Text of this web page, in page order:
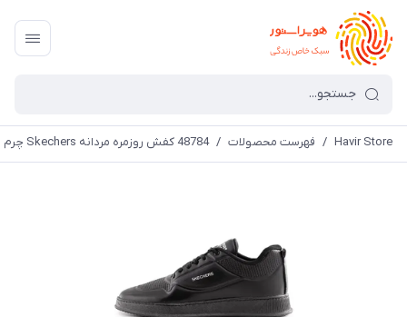
Havir Store
/ فهرست محصولات / 48784 کفش روزمره مردانه Skechers چرم مصنوعی بنددار مشکی